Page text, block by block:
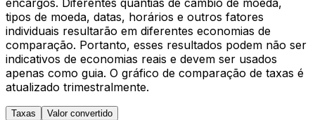
encargos. Diferentes quantias de câmbio de moeda,
tipos de moeda, datas, horários e outros fatores
individuais resultarão em diferentes economias de
comparação. Portanto, esses resultados podem não ser
indicativos de economias reais e devem ser usados
apenas como guia. O gráfico de comparação de taxas é
atualizado trimestralmente.
Taxas Valor convertido